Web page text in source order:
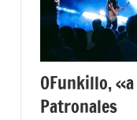
OFunkillo,
Patronales